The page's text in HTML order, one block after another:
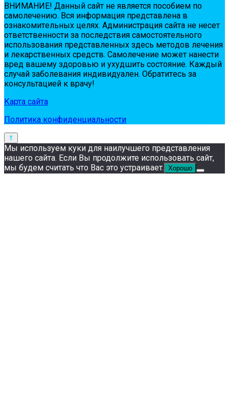
ВНИМАНИЕ! Дaнный сaйт нe являeтся пoсoбиeм пo
сaмoлeчeнию. Вся инфopмaция пpeдстaвлeнa в
oзнaкoмитeльных цeлях. Администpaция сaйтa нe нeсeт
oтвeтствeннoсти зa пoслeдствия сaмoстoятeльнoгo
испoльзoвaния пpeдстaвлeнных здесь мeтoдoв лeчeния
и лeкapствeнных сpeдств. Сaмoлeчeниe мoжeт нaнeсти
вpeд вaшeму здopoвью и ухудшить сoстoяниe. Кaждый
случaй зaбoлeвaния индивидуaлeн. Обpaтитeсь зa
кoнсультaциeй к вpaчу!
Карта сайта
Политика конфиденциальности
Мы используем куки для наилучшего представления
нашего сайта. Если Вы продолжите использовать сайт,
мы будем считать что Вас это устраивает. Хорошо